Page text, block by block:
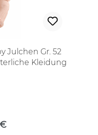
Julchen Gr. 52
Kleidung